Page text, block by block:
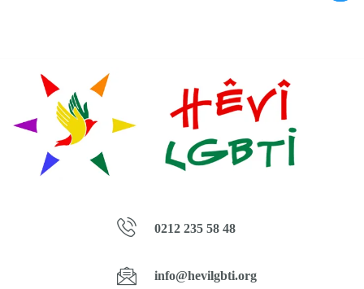
0212 235 58 48
info@hevilgbti.org